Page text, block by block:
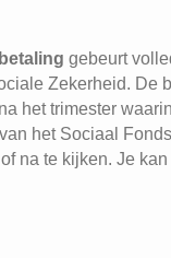
betaling gebeurt
Zekerheid. De
het trimester
het Sociaal
na te kijken. Je